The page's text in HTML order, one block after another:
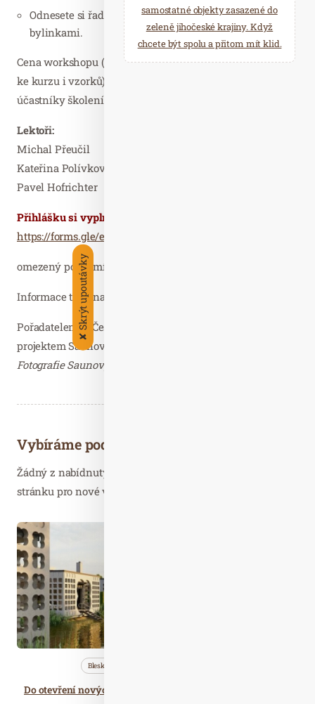
Odnesete si řadu tipů a triků na práci s metličkami a
bylinkami.
Cena workshopu (včetně stravování a nápojů, materiálů
ke kurzu i vzorků) je 3.290,- Kč, sleva pro členy ČAS a
účastníky školení L1 a L2 v r.2026.
Lektoři:
Michal Přeučil
Kateřina Polívková, Dobré vůně
Pavel Hofrichter
Přihlášku si vyplníte zde:
https://forms.gle/eEKNNpmhYFGTY1PR9
omezený počet míst. Dva roky je kurz vždy plně obsazen.
Informace také na emailu info@sauneri.cz
Pořadatelem je Česká asociace saunérů, z.s. v kooperaci s
projektem Saunový mág
Fotografie Saunový mág – děkujeme.
Vybíráme podobné články
Žádný z nabídnutých článků vás nezajímá? Aktualizujte
stránku pro nové výsledky...
Bleskovky
✘
Skrýt upoutávky
samostatné objekty zasazené do
zeleně jihočeské krajiny. Když
chcete být spolu a přitom mít klid.